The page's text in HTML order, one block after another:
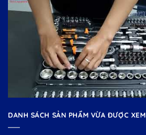
DANH SÁCH SẢN PHẨM VỪA ĐƯỢC XEM